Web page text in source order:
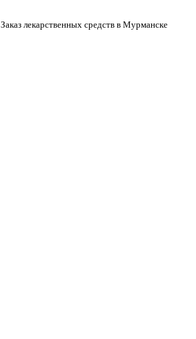
Заказ лекарственных средств в Мурманске